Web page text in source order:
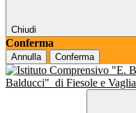
Chiudi
Conferma
Annulla Conferma
Balducci" di Fiesole e Vaglia